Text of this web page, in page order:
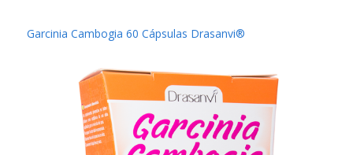
Garcinia Cambogia 60 Cápsulas Drasanvi®